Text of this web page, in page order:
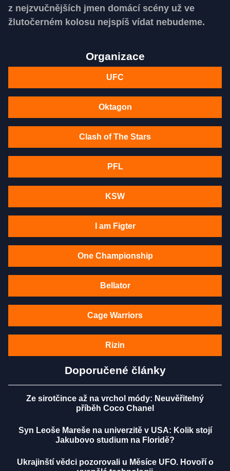
z nejzvučnějších jmen domácí scény už ve
žlutočerném kolosu nejspíš vídat nebudeme.
Organizace
UFC
Oktagon
Clash of The Stars
PFL
KSW
I am Figter
One Championship
Bellator
Cage Warriors
Rizin
Doporučené články
Ze sirotčince až na vrchol módy: Neuvěřitelný
příběh Coco Chanel
Syn Leoše Mareše na univerzitě v USA: Kolik stojí
Jakubovo studium na Floridě?
Ukrajinští vědci pozorovali u Měsíce UFO. Hovoří o